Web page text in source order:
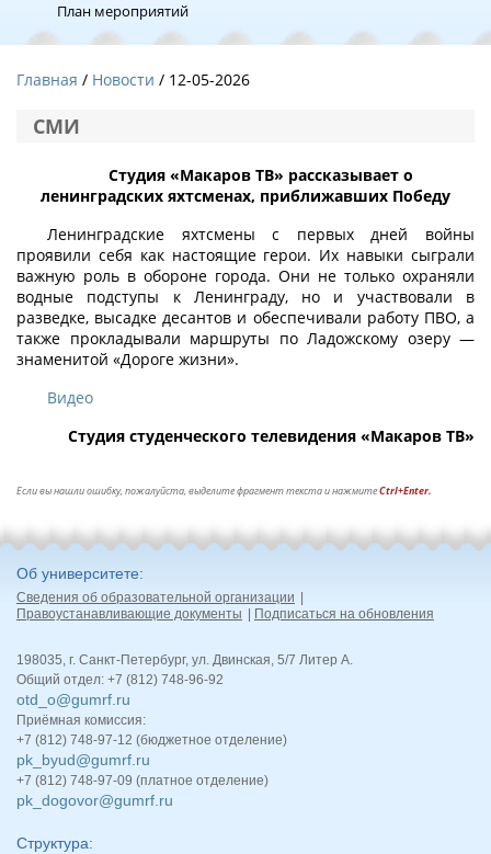
План мероприятий
Главная Новости / 12-05-2026
СМИ
Студия «Макаров ТВ» рассказывает о
ленинградских яхтсменах, приближавших Победу
Ленинградские яхтсмены с первых дней войны
проявили себя как настоящие герои. Их навыки сыграли
важную роль в обороне города. Они не только охраняли
водные подступы к Ленинграду, но и участвовали в
разведке, высадке десантов и обеспечивали работу ПВО, а
также прокладывали маршруты по Ладожскому озеру —
знаменитой «Дороге жизни».
Видео
Студия студенческого телевидения «Макаров ТВ»
Если вы нашли ошибку, пожалуйста, выделите фрагмент текста и нажмитеCtrl+Enter.
Об университете
Сведения об образовательной организации
Правоустанавливающие документы
Подписаться на обновления
198035, г. Санкт-Петербург, ул. Двинская, 5/7 Литер А.
Общий отдел: +7 (812) 748-96-92
otd_o@gumrf.ru
Приёмная комиссия:
+7 (812) 748-97-12 (бюджетное отделение)
pk_byud@gumrf.ru
+7 (812) 748-97-09 (платное отделение)
pk_dogovor@gumrf.ru
Структура